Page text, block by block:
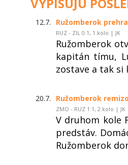
12.7. Ružomberok
RUZ - ZIL 0:1, 1.kolo | JK
Ružomberok
kapitán tímu,
zostave a tak si
20.7. Ružomberok
ZMO - RUZ 1:1, 2.kolo | JK
V druhom kole
predstáv.
Ružomberok